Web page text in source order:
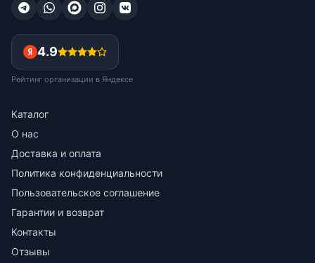
4.9
Рейтинг организации в Яндексе
Каталог
О нас
Доставка и оплата
Политика конфиденциальности
Пользовательское соглашение
Гарантии и возврат
Контакты
Отзывы